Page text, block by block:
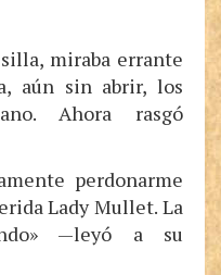
miraba errante
aún sin abrir, los
Ahora rasgó
perdonarme
Lady Mullet. La
—leyó a su